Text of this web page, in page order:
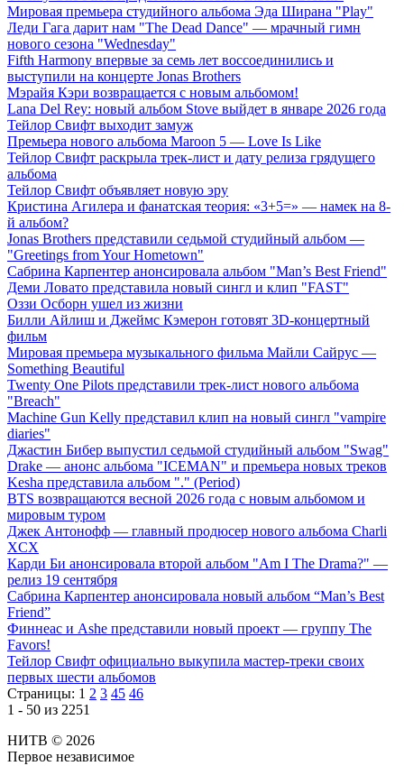
Мировая премьера студийного альбома Эда Ширана "Play"
Леди Гага дарит нам "The Dead Dance" — мрачный гимн
нового сезона "Wednesday"
Fifth Harmony впервые за семь лет воссоединились и
выступили на концерте Jonas Brothers
Мэрайя Кэри возвращается с новым альбомом!
Lana Del Rey: новый альбом Stove выйдет в январе 2026 года
Тейлор Свифт выходит замуж
Премьера нового альбома Maroon 5 — Love Is Like
Тейлор Свифт раскрыла трек-лист и дату релиза грядущего
альбома
Тейлор Свифт объявляет новую эру
Кристина Агилера и фанатская теория: «3+5=» — намек на 8-
й альбом?
Jonas Brothers представили седьмой студийный альбом —
"Greetings from Your Hometown"
Сабрина Карпентер анонсировала альбом "Man’s Best Friend"
Деми Ловато представила новый сингл и клип "FAST"
Оззи Осборн ушел из жизни
Билли Айлиш и Джеймс Кэмерон готовят 3D-концертный
фильм
Мировая премьера музыкального фильма Майли Сайрус —
Something Beautiful
Twenty One Pilots представили трек-лист нового альбома
"Breach"
Machine Gun Kelly представил клип на новый сингл "vampire
diaries"
Джастин Бибер выпустил седьмой студийный альбом "Swag"
Drake — анонс альбома "ICEMAN" и премьера новых треков
Kesha представила альбом "." (Period)
BTS возвращаются весной 2026 года с новым альбомом и
мировым туром
Джек Антонофф — главный продюсер нового альбома Charli
XCX
Карди Би анонсировала второй альбом "Am I The Drama?" —
релиз 19 сентября
Сабрина Карпентер анонсировала новый альбом “Man’s Best
Friend”
Финнеас и Ashe представили новый проект — группу The
Favors!
Тейлор Свифт официально выкупила мастер-треки своих
первых шести альбомов
Страницы: 1 2 3 45 46
1 - 50 из 2251
НИТВ © 2026
Первое независимое